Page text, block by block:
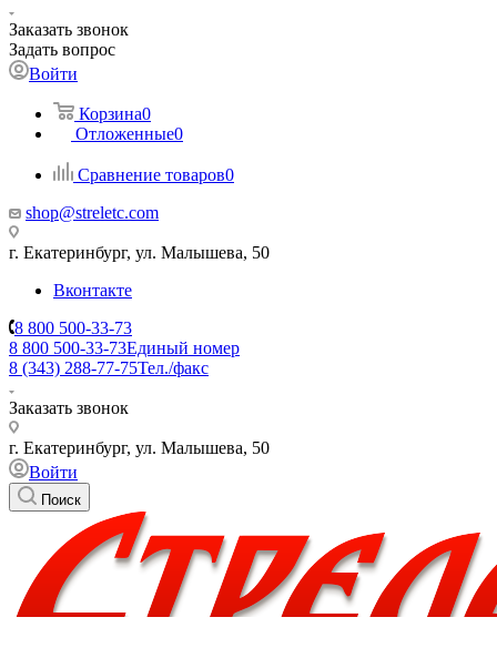
Заказать звонок
Задать вопрос
Войти
Корзина0
Отложенные0
Сравнение товаров0
shop@streletc.com
г. Екатеринбург, ул. Малышева, 50
Вконтакте
8 800 500-33-73
8 800 500-33-73Единый номер
8 (343) 288-77-75Тел./факс
Заказать звонок
г. Екатеринбург, ул. Малышева, 50
Войти
Поиск